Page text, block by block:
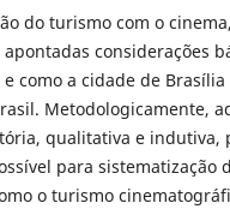
do turismo com o
considerações
como a cidade de
Metodologicamente,
qualitativa e indutiva,
para sistematização
o turismo